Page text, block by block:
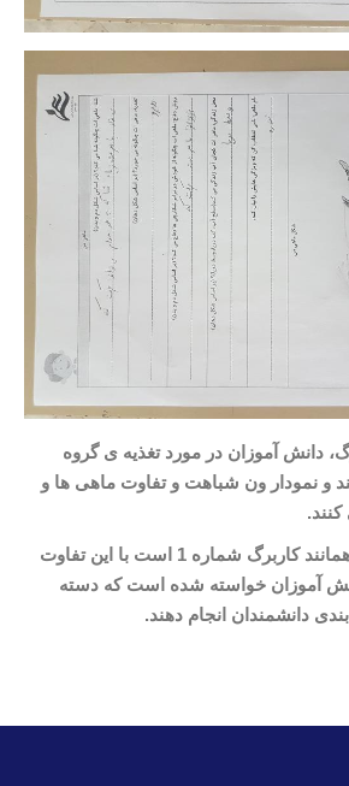
کاربرگ، دانش آموزان در مورد تغذیه ی گروه
و نمودار ون شباهت و تفاوت ماهی ها و
کاربرگ 5: این کاربرگ همانند کاربرگ شماره 1 است با این تفاوت
آموزان خواسته شده است که دسته
دانشمندان انجام دهند.